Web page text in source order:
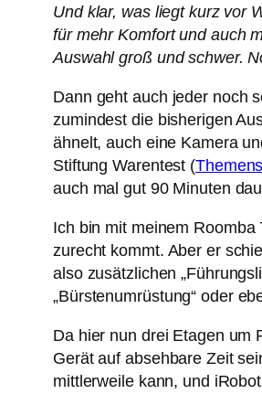
Und klar, was liegt kurz vor
für mehr Komfort und auch
Auswahl groß und schwer.
Dann geht auch jeder noch
zumindest die bisherigen
ähnelt, auch eine Kamera
Stiftung Warentest (
auch mal gut 90 Minuten
Ich bin mit meinem Roomba
zurecht kommt. Aber er
also zusätzlichen
„Bürstenumrüstung“ oder
Da hier nun drei Etagen um
Gerät auf absehbare Zeit
mittlerweile kann, und